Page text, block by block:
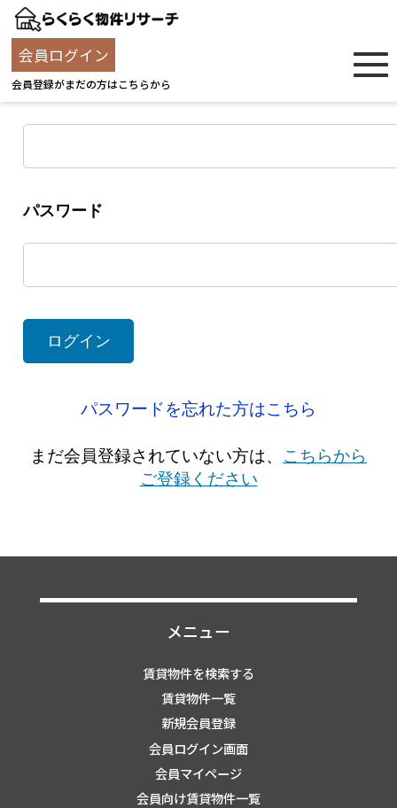
会員ログイン
会員登録がまだの方はこちらから
ユーザー名
パスワード
パスワードを忘れた方はこちら
まだ会員登録されていない方は、 こちらから
ご登録ください
メニュー
賃貸物件を検索する
賃貸物件一覧
新規会員登録
会員ログイン画面
会員マイページ
会員向け賃貸物件一覧